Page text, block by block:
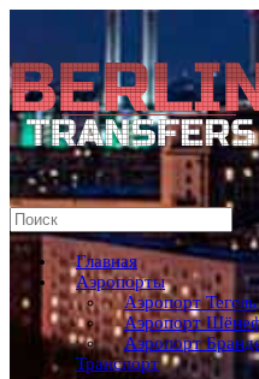
Главная
Аэропорты
Аэропорт Тегель
Аэропорт
Аэропорт
Транспорт